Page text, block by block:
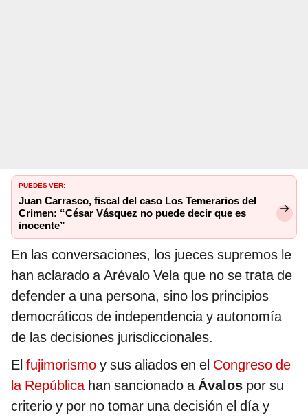
PUEDES VER:
Juan Carrasco, fiscal del caso Los Temerarios del
Crimen: “César Vásquez no puede decir que es
inocente”
En las conversaciones, los jueces supremos le
han aclarado a Arévalo Vela que no se trata de
defender a una persona, sino los principios
democráticos de independencia y autonomía
de las decisiones jurisdiccionales.
El fujimorismo y sus aliados en el Congreso de
la República han sancionado a Ávalos por su
criterio y por no tomar una decisión el día y